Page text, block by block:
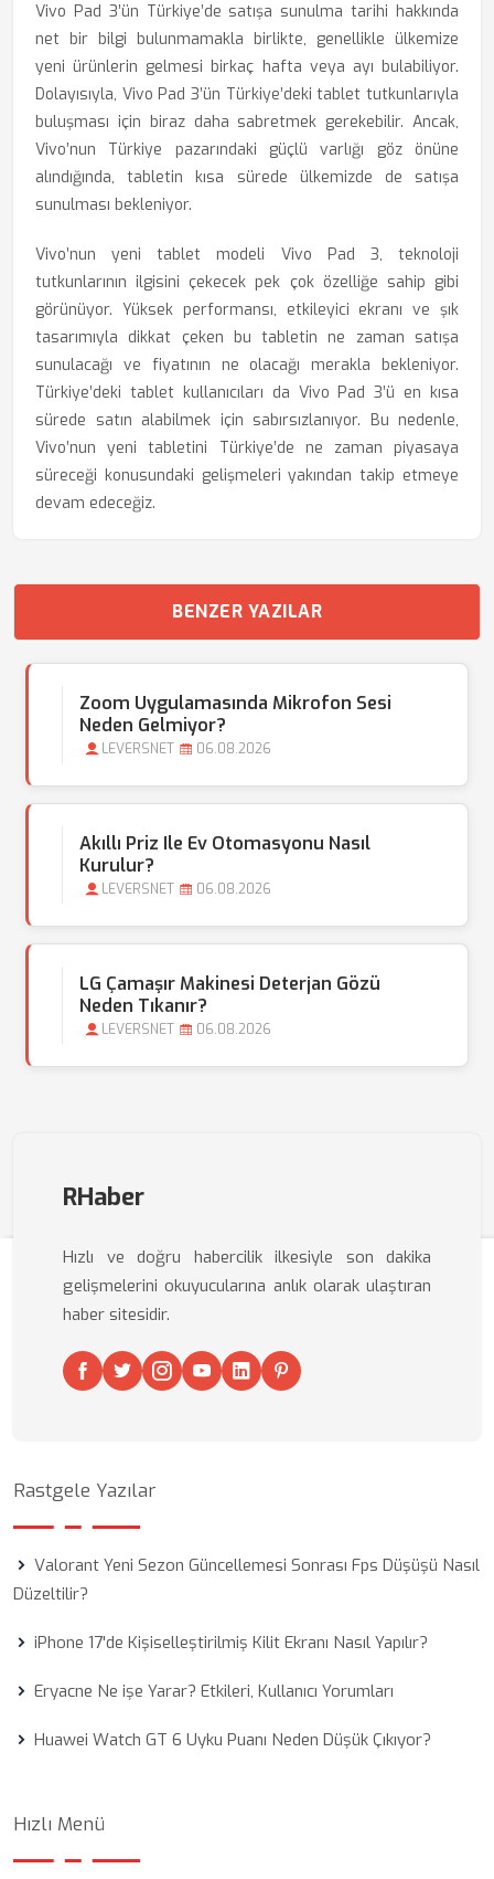
Vivo Pad 3’ün Türkiye’de satışa sunulma tarihi hakkında
net bir bilgi bulunmamakla birlikte, genellikle ülkemize
yeni ürünlerin gelmesi birkaç hafta veya ayı bulabiliyor.
Dolayısıyla, Vivo Pad 3’ün Türkiye’deki tablet tutkunlarıyla
buluşması için biraz daha sabretmek gerekebilir. Ancak,
Vivo’nun Türkiye pazarındaki güçlü varlığı göz önüne
alındığında, tabletin kısa sürede ülkemizde de satışa
sunulması bekleniyor.
Vivo’nun yeni tablet modeli Vivo Pad 3, teknoloji
tutkunlarının ilgisini çekecek pek çok özelliğe sahip gibi
görünüyor. Yüksek performansı, etkileyici ekranı ve şık
tasarımıyla dikkat çeken bu tabletin ne zaman satışa
sunulacağı ve fiyatının ne olacağı merakla bekleniyor.
Türkiye’deki tablet kullanıcıları da Vivo Pad 3’ü en kısa
sürede satın alabilmek için sabırsızlanıyor. Bu nedenle,
Vivo’nun yeni tabletini Türkiye’de ne zaman piyasaya
süreceği konusundaki gelişmeleri yakından takip etmeye
devam edeceğiz.
BENZER YAZILAR
Zoom Uygulamasında Mikrofon Sesi
Neden Gelmiyor?
LEVERSNET 06.08.2026
Akıllı Priz Ile Ev Otomasyonu Nasıl
Kurulur?
LEVERSNET 06.08.2026
LG Çamaşır Makinesi Deterjan Gözü
Neden Tıkanır?
LEVERSNET 06.08.2026
RHaber
Hızlı ve doğru habercilik ilkesiyle son dakika
gelişmelerini okuyucularına anlık olarak ulaştıran
haber sitesidir.
Rastgele Yazılar
Valorant Yeni Sezon Güncellemesi Sonrası Fps Düşüşü Nasıl
Düzeltilir?
iPhone 17'de Kişiselleştirilmiş Kilit Ekranı Nasıl Yapılır?
Eryacne Ne işe Yarar? Etkileri, Kullanıcı Yorumları
Huawei Watch GT 6 Uyku Puanı Neden Düşük Çıkıyor?
Hızlı Menü